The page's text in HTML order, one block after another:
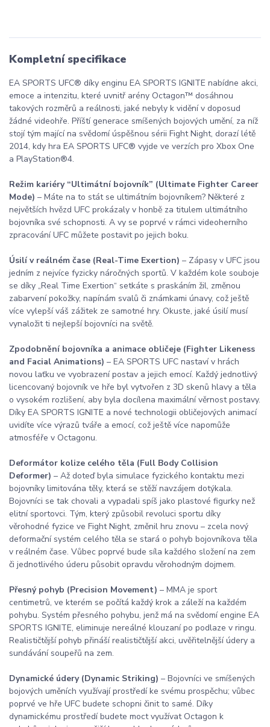
Kompletní specifikace
EA SPORTS UFC® díky enginu EA SPORTS IGNITE nabídne akci,
emoce a intenzitu, které uvnitř arény Octagon™ dosáhnou
takových rozměrů a reálnosti, jaké nebyly k vidění v doposud
žádné videohře. Příští generace smíšených bojových umění, za níž
stojí tým mající na svědomí úspěšnou sérii Fight Night, dorazí létě
2014, kdy hra EA SPORTS UFC® vyjde ve verzích pro Xbox One
a PlayStation®4.
Režim kariéry “Ultimátní bojovník” (Ultimate Fighter Career
Mode) – Máte na to stát se ultimátním bojovníkem? Některé z
největších hvězd UFC prokázaly v honbě za titulem ultimátního
bojovníka své schopnosti. A vy se poprvé v rámci videoherního
zpracování UFC můžete postavit po jejich boku.
Úsilí v reálném čase (Real-Time Exertion) – Zápasy v UFC jsou
jedním z nejvíce fyzicky náročných sportů. V každém kole souboje
se díky „Real Time Exertion“ setkáte s praskáním žil, změnou
zabarvení pokožky, napínám svalů či známkami únavy, což ještě
více vylepší váš zážitek ze samotné hry. Okuste, jaké úsilí musí
vynaložit ti nejlepší bojovníci na světě.
Zpodobnění bojovníka a animace obličeje (Fighter Likeness
and Facial Animations) – EA SPORTS UFC nastaví v hrách
novou laťku ve vyobrazení postav a jejich emocí. Každý jednotlivý
licencovaný bojovník ve hře byl vytvořen z 3D skenů hlavy a těla
o vysokém rozlišení, aby byla docílena maximální věrnost postavy.
Díky EA SPORTS IGNITE a nové technologii obličejových animací
uvidíte více výrazů tváře a emocí, což ještě více napomůže
atmosféře v Octagonu.
Deformátor kolize celého těla (Full Body Collision
Deformer) – Až doteď byla simulace fyzického kontaktu mezi
bojovníky limitována těly, která se stěží navzájem dotýkala.
Bojovníci se tak chovali a vypadali spíš jako plastové figurky než
elitní sportovci. Tým, který způsobil revoluci sportu díky
věrohodné fyzice ve Fight Night, změnil hru znovu – zcela nový
deformační systém celého těla se stará o pohyb bojovníkova těla
v reálném čase. Vůbec poprvé bude síla každého složení na zem
či jednotlivého úderu působit opravdu věrohodným dojmem.
Přesný pohyb (Precision Movement) – MMA je sport
centimetrů, ve kterém se počítá každý krok a záleží na každém
pohybu. Systém přesného pohybu, jenž má na svědomí engine EA
SPORTS IGNITE, eliminuje nereálné klouzaní po podlaze v ringu.
Realističtější pohyb přináší realističtější akci, uvěřitelnější údery a
sundávání soupeřů na zem.
Dynamické údery (Dynamic Striking) – Bojovníci ve smíšených
bojových uměních využívají prostředí ke svému prospěchu; vůbec
poprvé ve hře UFC budete schopni činit to samé. Díky
dynamickému prostředí budete moct využívat Octagon k